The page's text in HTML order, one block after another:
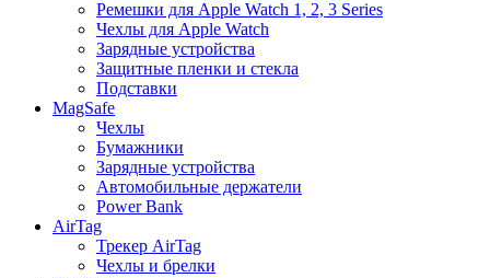
Ремешки для Apple Watch 1, 2, 3 Series
Чехлы для Apple Watch
Зарядные устройства
Защитные пленки и стекла
Подставки
MagSafe
Чехлы
Бумажники
Зарядные устройства
Автомобильные держатели
Power Bank
AirTag
Трекер AirTag
Чехлы и брелки